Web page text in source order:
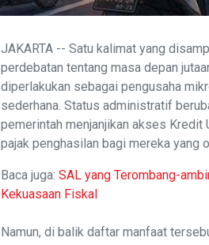
JAKARTA -- Satu kalimat yang
perdebatan tentang masa depan
diperlakukan sebagai pengusaha
sederhana. Status administratif
pemerintah menjanjikan akses Kredit
pajak penghasilan bagi mereka yang
Baca juga: SAL yang Terombang-
Kekuasaan Fiskal
Namun, di balik daftar manfaat